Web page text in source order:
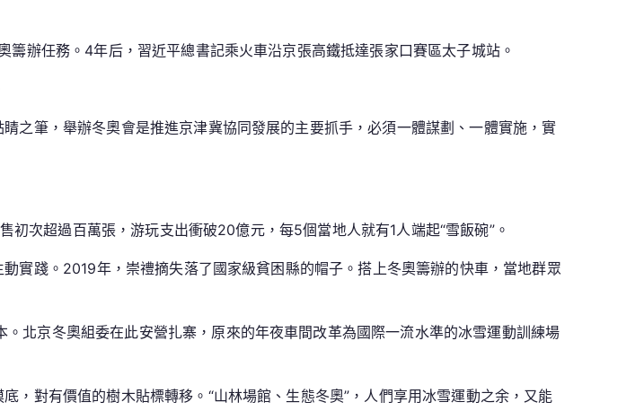
辦任務。4年后，習近平總書記乘火車沿京張高鐵抵達張家口賽區太子城站。
之筆，舉辦冬奧會是推進京津冀協同發展的主要抓手，必須一體謀劃、一體實施，實
次超過百萬張，游玩支出衝破20億元，每5個當地人就有1人端起“雪飯碗”。
實踐。2019年，崇禮摘失落了國家級貧困縣的帽子。搭上冬奧籌辦的快車，當地群眾
。北京冬奧組委在此安營扎寨，原來的年夜車間改革為國際一流水準的冰雪運動訓練場
，對有價值的樹木貼標轉移。“山林場館、生態冬奧”，人們享用冰雪運動之余，又能